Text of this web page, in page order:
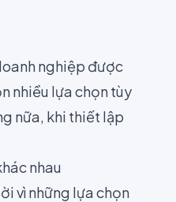
nghiệp được
nhiều lựa chọn tùy
nữa, khi thiết lập
nhau
vì những lựa chọn